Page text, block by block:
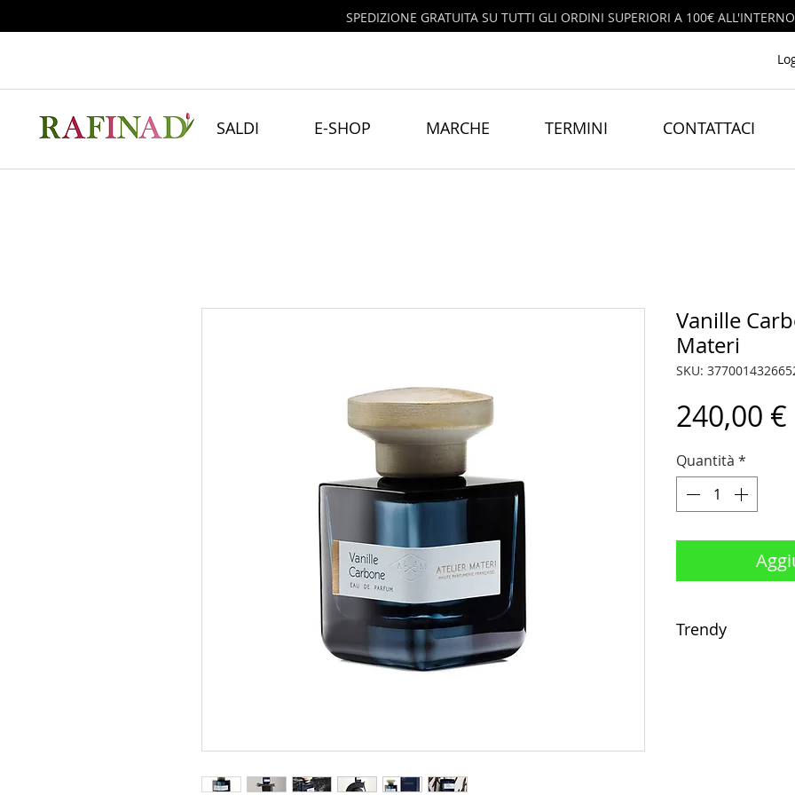
SPEDIZIONE GRATUITA SU TUTTI GLI ORDINI SUPERIORI A 100€
SALDI E-SHOP MARCHE TERMINI CONTATTACI
Vanille
Materi
SKU:
240,00 €
Quantità *
Trendy